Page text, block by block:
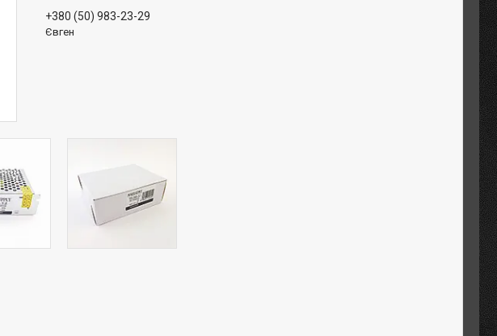
+380 (50) 983-23-29
Євген